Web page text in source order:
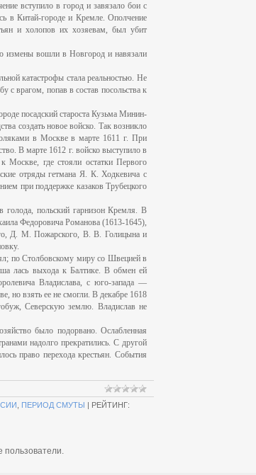
вступило в город и завязало бои с
в Китай-городе и Кремле. Ополчение
и холопов их хозяевам, был убит
вошли в Новгород и навязали
катастрофы стала реальностью. Не
с врагом, попав в состав посольства к
посадский староста Кузьма Минин-
создать новое войско. Так возникло
в Москве в марте 1611 г. При
В марте 1612 г. войско выступило в
Москве, где стояли остатки Первого
отряды гетмана Я. К. Ходкевича с
при поддержке казаков Трубецкого
голода, польский гарнизон Кремля. В
Федоровича Романова (1613-1645),
Д. М. Пожарского, В. В. Голицына и
по Столбовскому миру со Швецией в
лась выхода к Балтике. В обмен ей
Владислава, с юго-запада —
но взять ее не смогли. В декабре 1618
Северскую землю. Владислав не
было подорвано. Ослабленная
надолго прекратились. С другой
право перехода крестьян. События
ПЕРИОД СМУТЫ | РЕЙТИНГ:
пользователи.